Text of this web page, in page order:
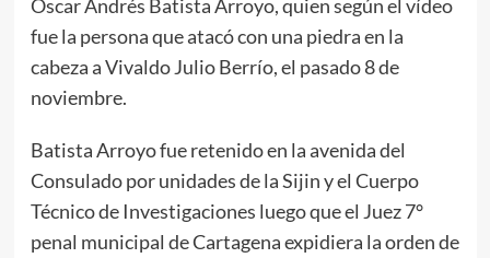
Óscar Andrés Batista Arroyo, quien según el vídeo
fue la persona que atacó con una piedra en la
cabeza a Vivaldo Julio Berrío, el pasado 8 de
noviembre.
Batista Arroyo fue retenido en la avenida del
Consulado por unidades de la Sijin y el Cuerpo
Técnico de Investigaciones luego que el Juez 7°
penal municipal de Cartagena expidiera la orden de